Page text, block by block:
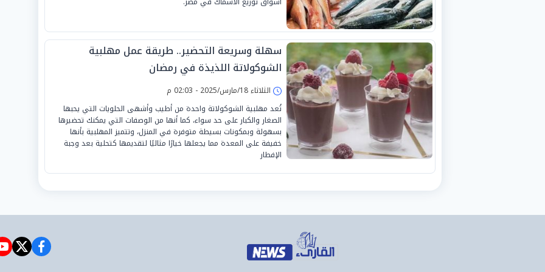
سهلة وسريعة التحضير.. طريقة عمل مهلبية
الشوكولاتة اللذيذة في رمضان
الثلاثاء 18/مارس/2025 - 02:03 م
تُعد مهلبية الشوكولاتة واحدة من أطيب وأشهى الحلويات التي يحبها
الصغار والكبار على حد سواء، كما أنها من الوصفات التي يمكنك تحضيرها
بسهولة وبمكونات بسيطة متوفرة في المنزل، وتتميز المهلبية بأنها
خفيفة على المعدة مما يجعلها خيارًا مثاليًا لتقديمها كتحلية بعد وجبة
الإفطار
facebook